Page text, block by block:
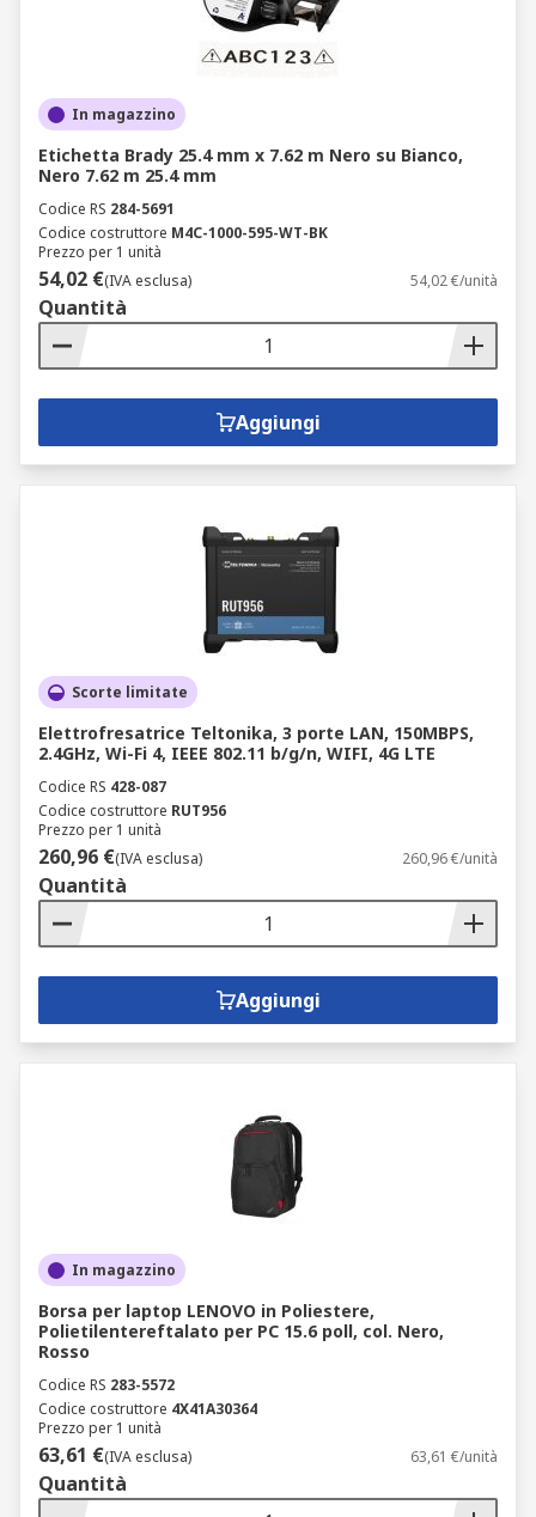
In magazzino
Etichetta Brady 25.4 mm x 7.62 m Nero su Bianco,
Nero 7.62 m 25.4 mm
Codice RS 284-5691
Codice costruttore M4C-1000-595-WT-BK
Prezzo per 1 unità
54,02 €(IVA esclusa) 54,02 €/unità
Quantità
Aggiungi
Scorte limitate
Elettrofresatrice Teltonika, 3 porte LAN, 150MBPS,
2.4GHz, Wi-Fi 4, IEEE 802.11 b/g/n, WIFI, 4G LTE
Codice RS 428-087
Codice costruttore RUT956
Prezzo per 1 unità
260,96 €(IVA esclusa) 260,96 €/unità
Quantità
Aggiungi
In magazzino
Borsa per laptop LENOVO in Poliestere,
Polietilentereftalato per PC 15.6 poll, col. Nero,
Rosso
Codice RS 283-5572
Codice costruttore 4X41A30364
Prezzo per 1 unità
63,61 €(IVA esclusa) 63,61 €/unità
Quantità